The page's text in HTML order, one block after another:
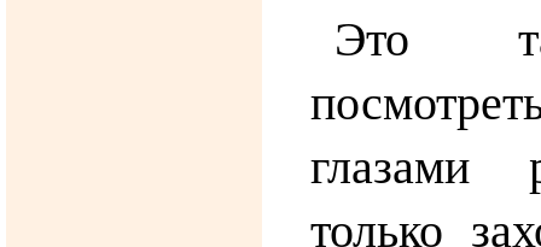
Это
глазами
только